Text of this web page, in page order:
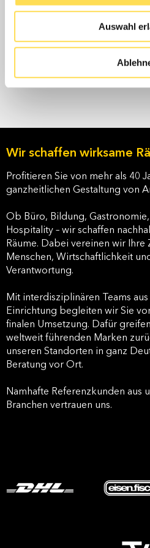
Auswahl
Frankfurt International
Mehr als eine Mensa:
MEHR ERFAHREN
Wir schaffen wirksame
Profitieren Sie von mehr als 40
ganzheitlichen Gestaltung von
Ob Büro, Bildung,
Hospitality – wir schaffen
Räume. Dabei vereinen wir
Menschen, Wirtschaftlichkeit
Verantwortung.
Mit interdisziplinären Teams
Einrichtung begleiten wir Sie
finalen Umsetzung. Dafür
weltweit führenden Marken
unseren Standorten in ganz
Beratung vor Ort.
Namhafte Referenzkunden aus
Branchen vertrauen uns.